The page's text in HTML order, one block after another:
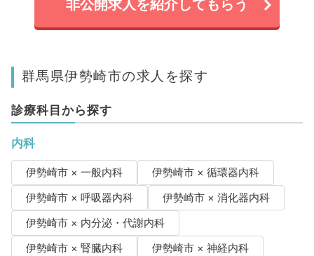
非公開求人を紹介してもらう
群馬県伊勢崎市の求人を探す
診療科目から探す
内科
伊勢崎市 × 一般内科
伊勢崎市 × 循環器内科
伊勢崎市 × 呼吸器内科
伊勢崎市 × 消化器内科
伊勢崎市 × 内分泌・代謝内科
伊勢崎市 × 腎臓内科
伊勢崎市 × 神経内科